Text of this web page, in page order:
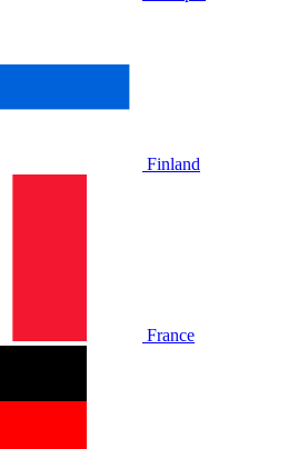
Finland
France